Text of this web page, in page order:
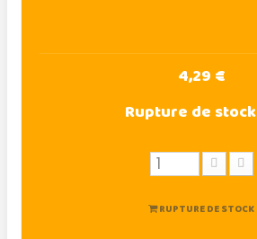
4,29 €
Rupture de stock
RUPTURE DE STOCK